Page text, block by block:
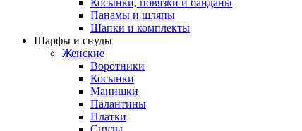
Косынки, повязки и банданы
Панамы и шляпы
Шапки и комплекты
Шарфы и снуды
Женские
Воротники
Косынки
Манишки
Палантины
Платки